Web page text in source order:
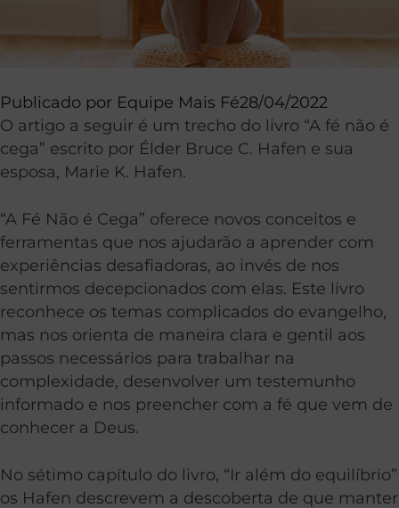
Publicado por Equipe Mais Fé28/04/2022
O artigo a seguir é um trecho do livro “A fé não é
cega” escrito por Élder Bruce C. Hafen e sua
esposa, Marie K. Hafen.
“A Fé Não é Cega” oferece novos conceitos e
ferramentas que nos ajudarão a aprender com
experiências desafiadoras, ao invés de nos
sentirmos decepcionados com elas. Este livro
reconhece os temas complicados do evangelho,
mas nos orienta de maneira clara e gentil aos
passos necessários para trabalhar na
complexidade, desenvolver um testemunho
informado e nos preencher com a fé que vem de
conhecer a Deus.
No sétimo capítulo do livro, “Ir além do equilíbrio”
os Hafen descrevem a descoberta de que manter